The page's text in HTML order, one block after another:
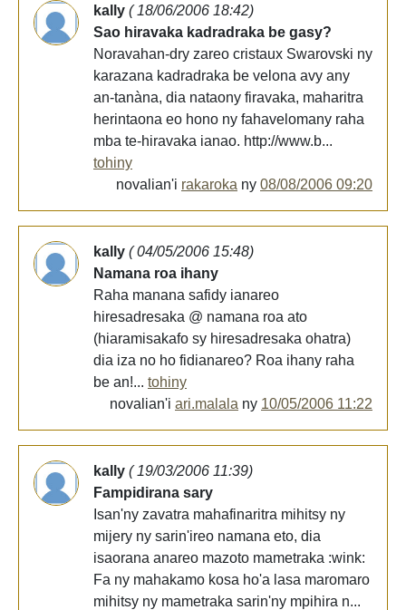
kally ( 18/06/2006 18:42)
Sao hiravaka kadradraka be gasy?
Noravahan-dry zareo cristaux Swarovski ny
karazana kadradraka be velona avy any
an-tanàna, dia nataony firavaka, maharitra
herintaona eo hono ny fahavelomany raha
mba te-hiravaka ianao. http://www.b...
tohiny
novalian'i rakaroka ny 08/08/2006 09:20
kally ( 04/05/2006 15:48)
Namana roa ihany
Raha manana safidy ianareo
hiresadresaka @ namana roa ato
(hiaramisakafo sy hiresadresaka ohatra)
dia iza no ho fidianareo? Roa ihany raha
be an!... tohiny
novalian'i ari.malala ny 10/05/2006 11:22
kally ( 19/03/2006 11:39)
Fampidirana sary
Isan'ny zavatra mahafinaritra mihitsy ny
mijery ny sarin'ireo namana eto, dia
isaorana anareo mazoto mametraka :wink:
Fa ny mahakamo kosa ho'a lasa maromaro
mihitsy ny mametraka sarin'ny mpihira n...